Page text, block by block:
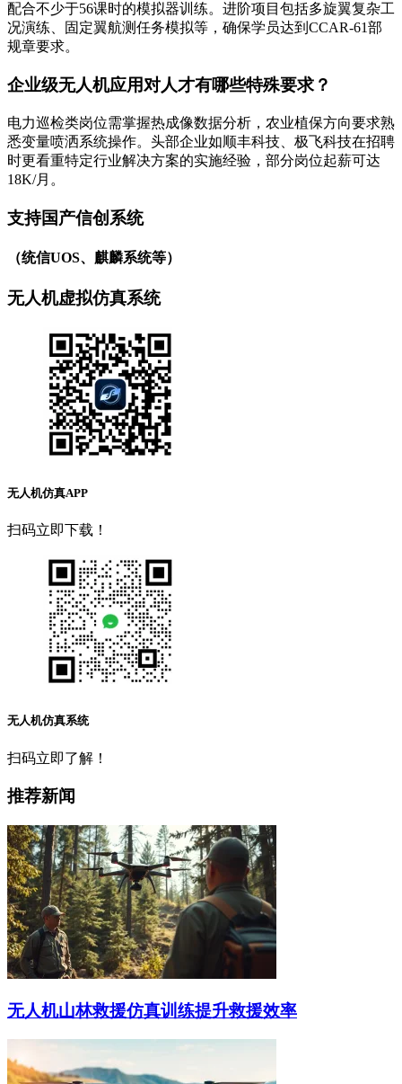
配合不少于56课时的模拟器训练。进阶项目包括多旋翼复杂工
况演练、固定翼航测任务模拟等，确保学员达到CCAR-61部
规章要求。
企业级无人机应用对人才有哪些特殊要求？
电力巡检类岗位需掌握热成像数据分析，农业植保方向要求熟
悉变量喷洒系统操作。头部企业如顺丰科技、极飞科技在招聘
时更看重特定行业解决方案的实施经验，部分岗位起薪可达
18K/月。
支持国产信创系统
（统信UOS、麒麟系统等）
无人机虚拟仿真系统
无人机仿真APP
扫码立即下载！
无人机仿真系统
扫码立即了解！
推荐新闻
无人机山林救援仿真训练提升救援效率